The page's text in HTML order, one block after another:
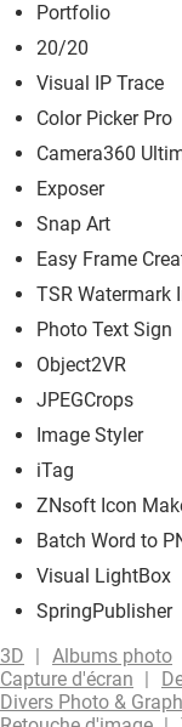
Portfolio
20/20
Visual IP Trace
Color Picker Pro
Camera360
Exposer
Snap Art
Easy Frame
TSR Watermark
Photo Text Sign
Object2VR
JPEGCrops
Image Styler
iTag
ZNsoft Icon
Batch Word to
Visual LightBox
SpringPublisher
3D
Albums photo
Capture d'écran
Divers Photo &